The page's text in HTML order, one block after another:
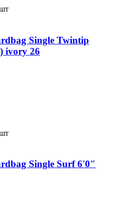
Single Twintip
ivory 26
Single Surf 6'0"